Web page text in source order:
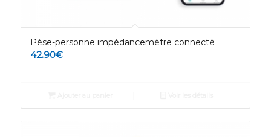
Pèse-personne impédancemètre connecté
42.90€